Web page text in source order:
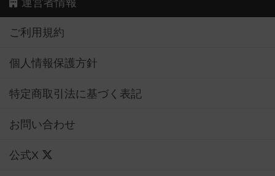
運営者情報
ご利用規約
個人情報保護方針
特定商取引法に基づく表記
お問い合わせ
公式X